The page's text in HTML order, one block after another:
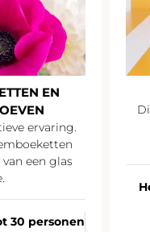
EN
ervaring.
een glas
30 personen